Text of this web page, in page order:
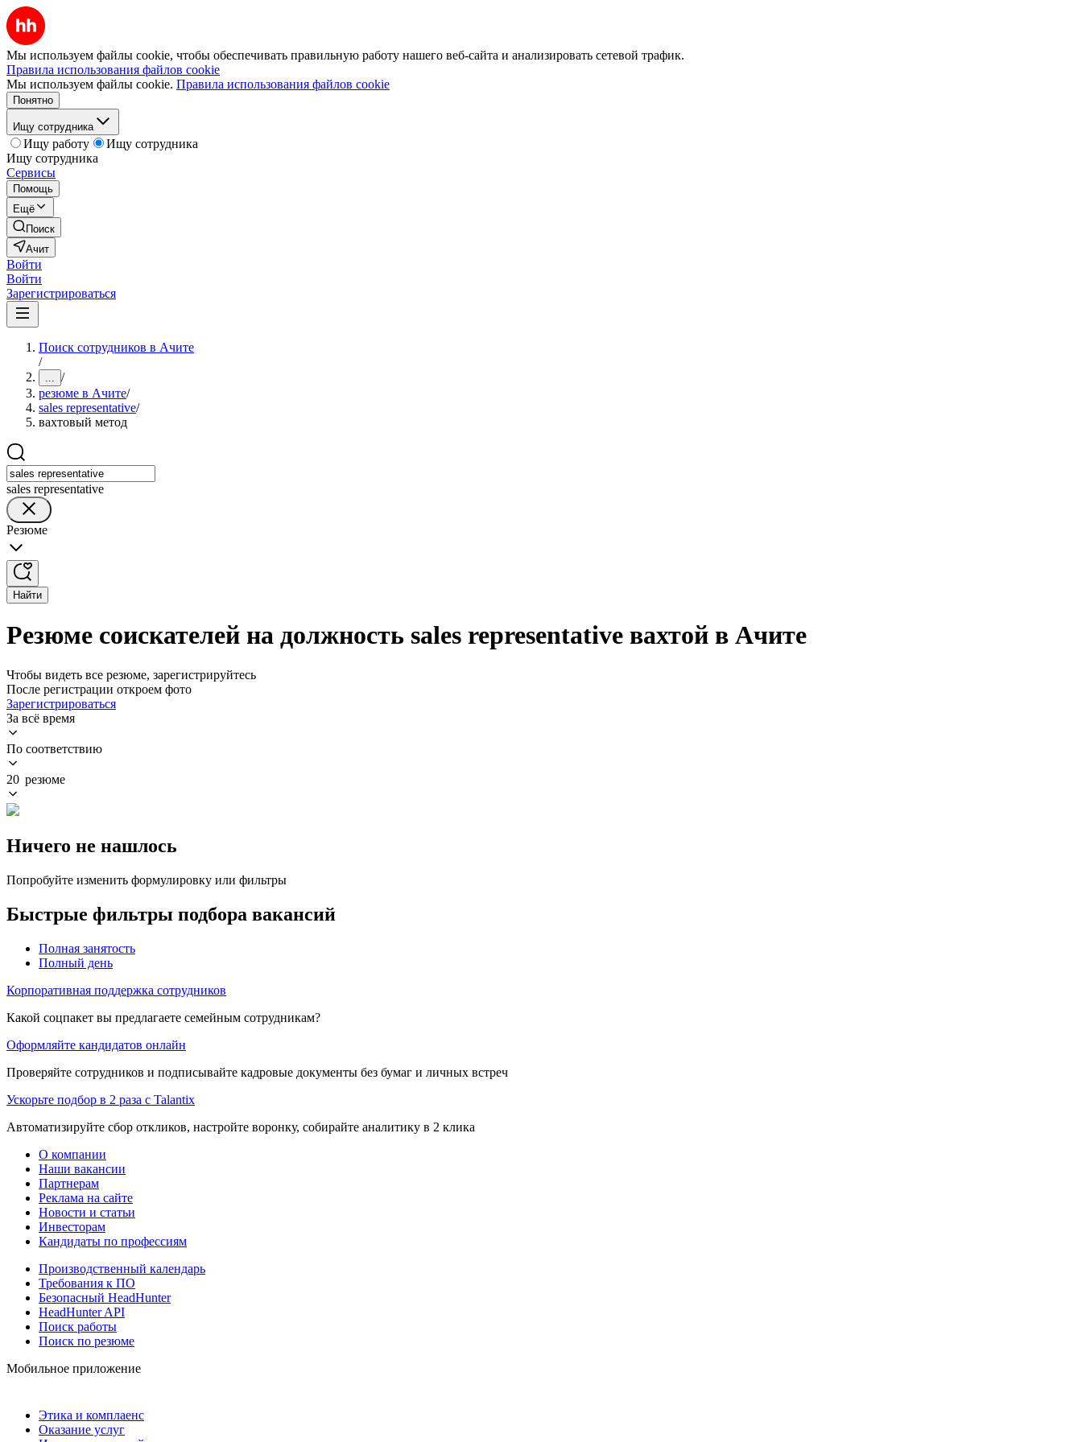
Мы используем файлы cookie, чтобы обеспечивать правильную работу нашего веб-сайта и анализировать сетевой трафик.
Правила использования файлов cookie
Мы используем файлы cookie. Правила использования файлов cookie
Понятно
Ищу сотрудника
Ищу работу
Ищу сотрудника
Ищу сотрудника
Сервисы
Помощь
Ещё
Поиск
Ачит
Войти
Войти
Зарегистрироваться
Поиск сотрудников в Ачите
/
... /
резюме в Ачите/
sales representative/
вахтовый метод
sales representative
Резюме
Найти
Резюме соискателей на должность sales representative вахтой в Ачите
Чтобы видеть все резюме, зарегистрируйтесь
После регистрации откроем фото
Зарегистрироваться
За всё время
По соответствию
20 резюме
Ничего не нашлось
Попробуйте изменить формулировку или фильтры
Быстрые фильтры подбора вакансий
Полная занятость
Полный день
Корпоративная поддержка сотрудников
Какой соцпакет вы предлагаете семейным сотрудникам?
Оформляйте кандидатов онлайн
Проверяйте сотрудников и подписывайте кадровые документы без бумаг и личных встреч
Ускорьте подбор в 2 раза с Talantix
Автоматизируйте сбор откликов, настройте воронку, собирайте аналитику в 2 клика
О компании
Наши вакансии
Партнерам
Реклама на сайте
Новости и статьи
Инвесторам
Кандидаты по профессиям
Производственный календарь
Требования к ПО
Безопасный HeadHunter
HeadHunter API
Поиск работы
Поиск по резюме
Мобильное приложение
Этика и комплаенс
Оказание услуг